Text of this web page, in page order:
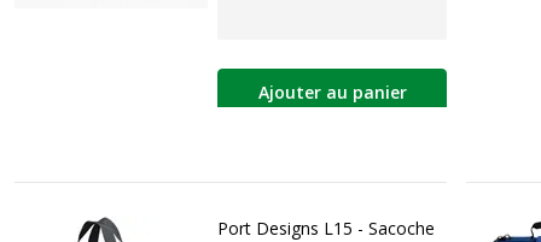
Ajouter au panier
Port Designs L15 - Sacoche